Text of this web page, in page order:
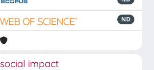
ND
social impact